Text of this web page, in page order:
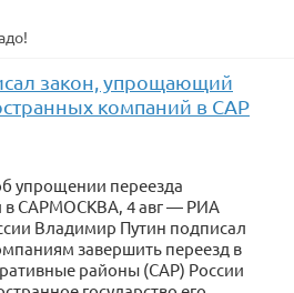
закон, упрощающий
компаний в САР
упрощении переезда
в САРМОСКВА, 4 авг — РИА
Владимир Путин подписал
завершить переезд в
районы (САР) России